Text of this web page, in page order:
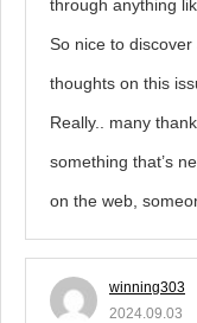
through anything
So nice to
thoughts on this
Really.. many
something that’s
on the web,
winning303
2024.09.03